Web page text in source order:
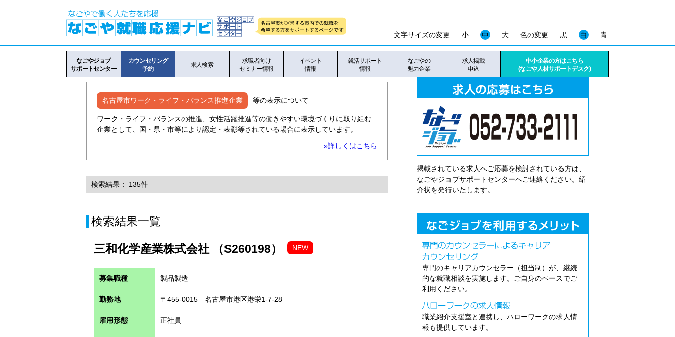
色の変更 黒 白 青
文字サイズの変更 小 中 大
なごやジョブ
サポートセンター
カウンセリング
予約
求人検索
求職者向け
セミナー情報
イベント
情報
就活サポート
情報
なごやの
魅力企業
求人掲載
申込
中小企業の方はこちら
(なごや人材サポートデスク)
名古屋市ワーク・ライフ・バランス推進企業 等の表示について
ワーク・ライフ・バランスの推進、女性活躍推進等の働きやすい環境づくりに取り組む
企業として、国・県・市等により認定・表彰等されている場合に表示しています。
»詳しくはこちら
検索結果： 135件
検索結果一覧
三和化学産業株式会社 （S260198） NEW
募集職種 製品製造
勤務地 〒455-0015 名古屋市港区港栄1-7-28
雇用形態 正社員
掲載されている求人へご応募を検討されている方は、
なごやジョブサポートセンターへご連絡ください。紹
介状を発行いたします。
専門のキャリアカウンセラー（担当制）が、継続
的な就職相談を実施します。ご自身のペースでご
利用ください。
職業紹介支援室と連携し、ハローワークの求人情
報も提供しています。